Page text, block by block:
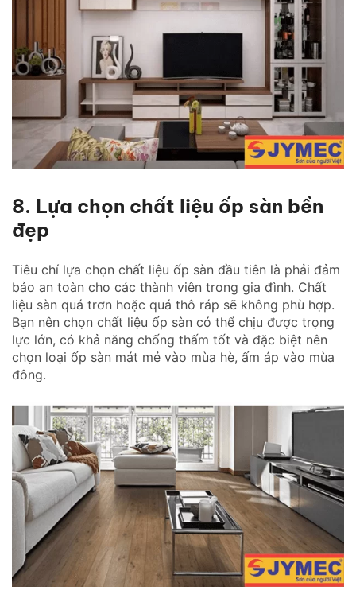
8. Lựa chọn chất liệu ốp sàn bền
đẹp
Tiêu chí lựa chọn chất liệu ốp sàn đầu tiên là phải đảm
bảo an toàn cho các thành viên trong gia đình. Chất
liệu sàn quá trơn hoặc quá thô ráp sẽ không phù hợp.
Bạn nên chọn chất liệu ốp sàn có thể chịu được trọng
lực lớn, có khả năng chống thấm tốt và đặc biệt nên
chọn loại ốp sàn mát mẻ vào mùa hè, ấm áp vào mùa
đông.